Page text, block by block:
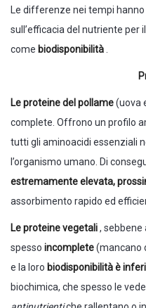
Le differenze nei tempi
sull’efficacia del nutriente per
come biodisponibilità
Le proteine ​​del pollame(uova
complete. Offrono un profilo
tutti gli aminoacidi essenziali
l’organismo umano. Di
estremamente elevata,
assorbimento rapido ed
Le proteine ​​vegetali, sebbene
spesso incomplete(mancano
e la loro biodisponibilità è
biochimica, che spesso le